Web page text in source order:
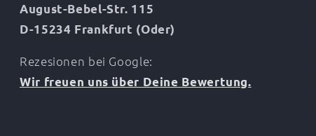
August-Bebel-Str. 115
D-15234 Frankfurt (Oder)
Rezesionen bei Google:
Wir freuen uns über Deine Bewertung.